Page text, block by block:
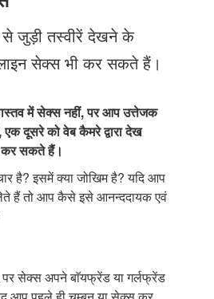
Poocho
संपर्क करें
जुड़ी तस्वीरें देखने के
सेक्स भी कर सकते हैं।
में सेक्स नहीं, पर आप उत्तेजक
दूसरे को वेब कैमरे द्वारा देख
सकते हैं।
है? इसमें क्या जोखिम है? यदि आप
हैं तो आप कैसे इसे आनन्ददायक एवं
पर सेक्स अपने बाॅयफ्रेंड या गर्लफ्रेंड